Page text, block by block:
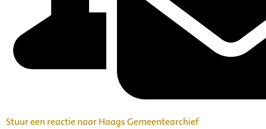
Stuur een reactie naar Haags Gemeentearchief